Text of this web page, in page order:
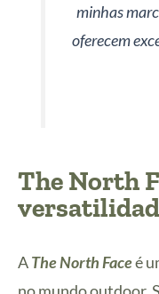
minhas
oferecem
The North
AThe North Faceé